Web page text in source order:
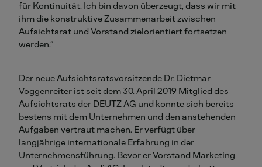
für Kontinuität. Ich bin davon überzeugt, dass wir mit
ihm die konstruktive Zusammenarbeit zwischen
Aufsichtsrat und Vorstand zielorientiert fortsetzen
werden.“
Der neue Aufsichtsratsvorsitzende Dr. Dietmar
Voggenreiter ist seit dem 30. April 2019 Mitglied des
Aufsichtsrats der DEUTZ AG und konnte sich bereits
bestens mit dem Unternehmen und den anstehenden
Aufgaben vertraut machen. Er verfügt über
langjährige internationale Erfahrung in der
Unternehmensführung. Bevor er Vorstand Marketing